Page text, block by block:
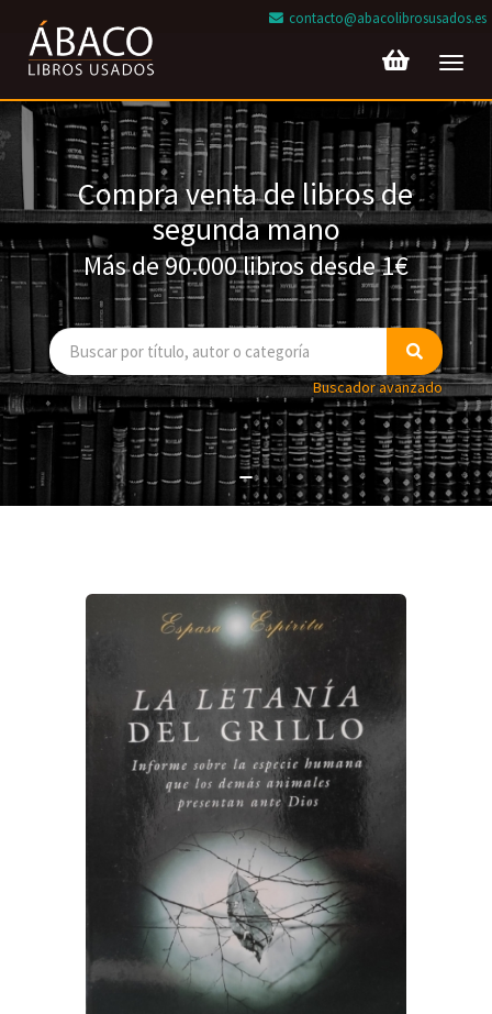
contacto@abacolibrosusados.es
Compra venta de libros de
segunda mano
Más de 90.000 libros desde 1€
Buscador avanzado